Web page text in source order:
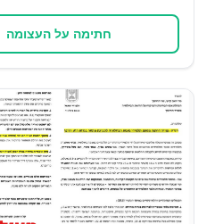
חתימה על העצומה